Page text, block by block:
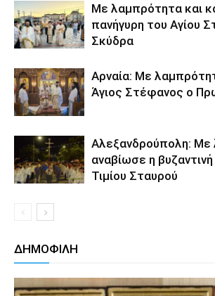
Με λαμπρότητα και
πανήγυρη του Αγίου
Σκύδρα
Αρναία: Με
Άγιος Στέφανος ο
Αλεξανδρούπολη: Με
αναβίωσε η
Τιμίου Σταυρού
ΔΗΜΟΦΙΛΗ